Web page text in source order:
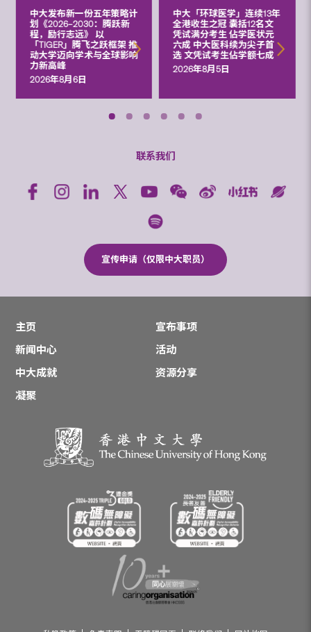
中大发布新一份五年策略计
划《2026‒2030：腾跃新
程，励行志远》 以
「TIGER」腾飞之跃框架 推
动大学迈向学术与全球影响
力新高峰
2026年8月6日
中大「环球医学」连续13年
全港收生之冠 囊括12名文
凭试满分考生 佔学医状元
六成 中大医科续为尖子首
选 文凭试考生佔学额七成
2026年8月5日
联系我们
宣传申请（仅限中大职员）
主页
宣布事项
新闻中心
活动
中大成就
资源分享
凝聚